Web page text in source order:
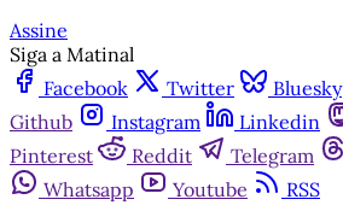
Assine
Siga a Matinal
Facebook
Twitter Bluesky
Github
Instagram Linkedin
Pinterest
Reddit Telegram
Whatsapp
Youtube
RSS